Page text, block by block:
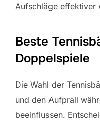
Aufschläge effektiver
Beste
Doppelspiele
Die Wahl der
und den Aufprall
beeinflussen.